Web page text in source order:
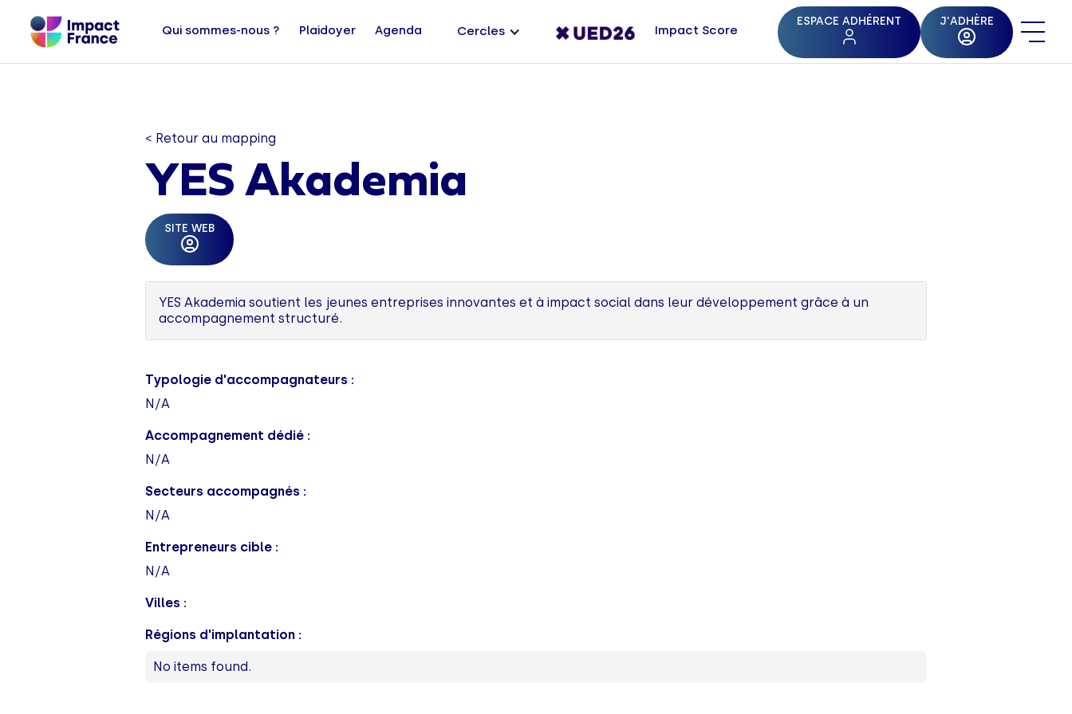
Qui sommes-nous ? Plaidoyer Agenda Cercles Impact Score
ESPACE ADHÉRENT J'ADHÈRE
< Retour au mapping
YES Akademia
SITE WEB
YES Akademia soutient les jeunes entreprises innovantes et à impact social dans leur développement grâce à un
accompagnement structuré.
Typologie d'accompagnateurs :
N/A
Accompagnement dédié :
N/A
Secteurs accompagnés :
N/A
Entrepreneurs cible :
N/A
Villes :
Régions d'implantation :
No items found.